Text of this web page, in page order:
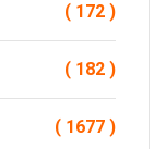
( 172 )
( 182 )
( 1677 )